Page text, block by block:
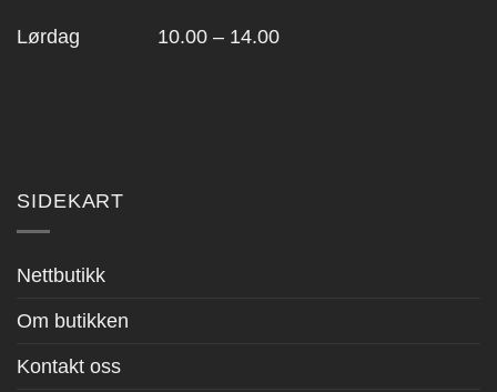
Lørdag 10.00 – 14.00
SIDEKART
Nettbutikk
Om butikken
Kontakt oss